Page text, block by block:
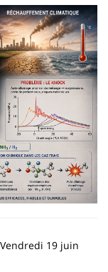
Vendredi 19 juin